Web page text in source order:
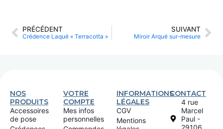
PRÉCÉDENT
Crédence Laqué « Terracotta »
SUIVANT
Miroir Arqué sur-mesure
NOS
PRODUITS
Accessoires
de pose
VOTRE
COMPTE
Mes infos
personnelles
INFORMATIONS
LÉGALES
CGV
Mentions
CONTACT
4 rue
Marcel
Paul -
29106